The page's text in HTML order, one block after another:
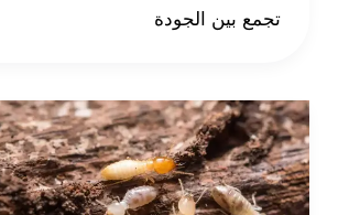
تجمع بين الجودة